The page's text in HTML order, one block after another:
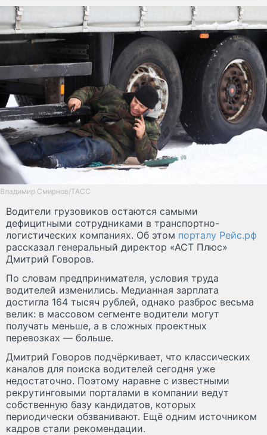
Владимир Смирнов/ТАСС
Водители грузовиков остаются самыми
дефицитными сотрудниками в транспортно-
логистических компаниях. Об этом порталу Рейс.рф
рассказал генеральный директор «АСТ Плюс»
Дмитрий Говоров.
По словам предпринимателя, условия труда
водителей изменились. Медианная зарплата
достигла 164 тысяч рублей, однако разброс весьма
велик: в массовом сегменте водители могут
получать меньше, а в сложных проектных
перевозках — больше.
Дмитрий Говоров подчёркивает, что классических
каналов для поиска водителей сегодня уже
недостаточно. Поэтому наравне с известными
рекрутинговыми порталами в компании ведут
собственную базу кандидатов, которых
периодически обзванивают. Ещё одним источником
кадров стали рекомендации.